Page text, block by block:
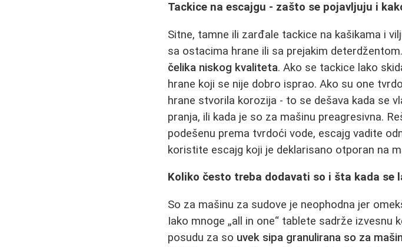
Tackice na escajgu - zašto se pojavljuju i
Sitne, tamne ili zarđale tackice na kašikama i
sa ostacima hrane ili sa prejakim
čelika niskog kvaliteta. Ako se tackice lako
hrane koji se nije dobro isprao. Ako su one
hrane stvorila korozija - to se dešava kada se
pranja, ili kada je so za mašinu preagresivna.
podešenu prema tvrdoći vode, escajg vadite
koristite escajg koji je deklarisano otporan na
Koliko često treba dodavati so i šta kada se
So za mašinu za sudove je neophodna jer
Iako mnoge „all in one“ tablete sadrže
posudu za so uvek sipa granulirana so za